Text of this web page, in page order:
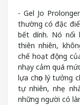
- Gel Jo
thường có đặc
bết dính. Nó nổi
thiên nhiên,
chế hoạt động
nhạy cảm quá
lựa chọn lý tưởng
tự nhiên, nhẹ
những người có